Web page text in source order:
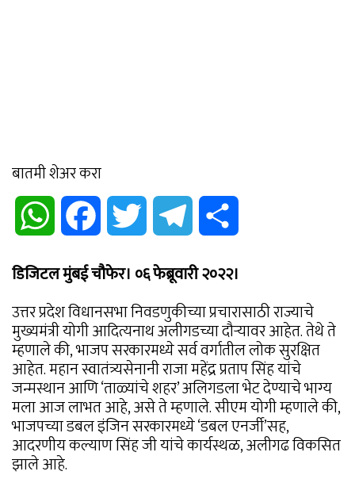
बातमी शेअर करा
WhatsApp Facebook Twitter Telegram
डिजिटल मुंबई चौफेर। ०६ फेब्रूवारी २०२२।
उत्तर प्रदेश विधानसभा निवडणुकीच्या प्रचारासाठी राज्याचे
मुख्यमंत्री योगी आदित्यनाथ अलीगडच्या दौऱ्यावर आहेत. तेथे ते
म्हणाले की, भाजप सरकारमध्ये सर्व वर्गातील लोक सुरक्षित
आहेत. महान स्वातंत्र्यसेनानी राजा महेंद्र प्रताप सिंह यांचे
जन्मस्थान आणि ‘ताळ्यांचे शहर’ अलिगडला भेट देण्याचे भाग्य
मला आज लाभत आहे, असे ते म्हणाले. सीएम योगी म्हणाले की,
भाजपच्या डबल इंजिन सरकारमध्ये ‘डबल एनर्जी’सह,
आदरणीय कल्याण सिंह जी यांचे कार्यस्थळ, अलीगढ विकसित
झाले आहे.